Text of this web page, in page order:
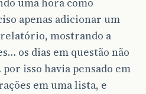
uma hora como
apenas adicionar um
relatório, mostrando a
os dias em questão não
isso havia pensado em
em uma lista, e